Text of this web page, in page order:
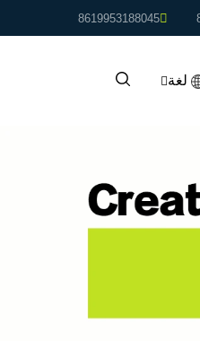
8619953188045
لغة